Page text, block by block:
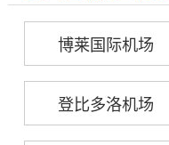
博莱国际机场
登比多洛机场